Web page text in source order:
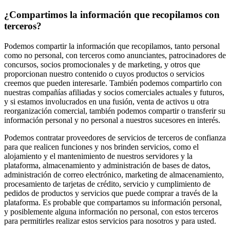
¿Compartimos la información que recopilamos con
terceros?
Podemos compartir la información que recopilamos, tanto personal
como no personal, con terceros como anunciantes, patrocinadores de
concursos, socios promocionales y de marketing, y otros que
proporcionan nuestro contenido o cuyos productos o servicios
creemos que pueden interesarle. También podemos compartirlo con
nuestras compañías afiliadas y socios comerciales actuales y futuros,
y si estamos involucrados en una fusión, venta de activos u otra
reorganización comercial, también podemos compartir o transferir su
información personal y no personal a nuestros sucesores en interés.
Podemos contratar proveedores de servicios de terceros de confianza
para que realicen funciones y nos brinden servicios, como el
alojamiento y el mantenimiento de nuestros servidores y la
plataforma, almacenamiento y administración de bases de datos,
administración de correo electrónico, marketing de almacenamiento,
procesamiento de tarjetas de crédito, servicio y cumplimiento de
pedidos de productos y servicios que puede comprar a través de la
plataforma. Es probable que compartamos su información personal,
y posiblemente alguna información no personal, con estos terceros
para permitirles realizar estos servicios para nosotros y para usted.